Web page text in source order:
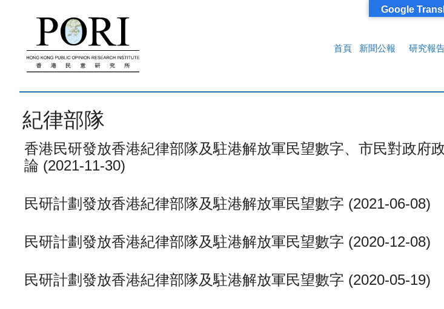
首頁
新聞公報 研究報
紀律部隊
香港民研發放香港紀律部隊及駐港解放軍民望數字、市民對政府
論 (2021-11-30)
民研計劃發放香港紀律部隊及駐港解放軍民望數字 (2021-06-08)
民研計劃發放香港紀律部隊及駐港解放軍民望數字 (2020-12-08)
民研計劃發放香港紀律部隊及駐港解放軍民望數字 (2020-05-19)
Google